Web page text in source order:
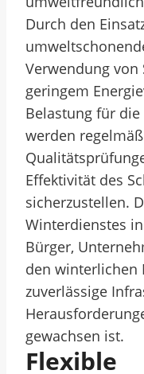
Durch den
Verwendung
geringem
Belastung für
werden
Effektivität des
sicherzustellen.
Winterdienstes
Bürger,
den winterlichen
zuverlässige
gewachsen ist.
Flexible